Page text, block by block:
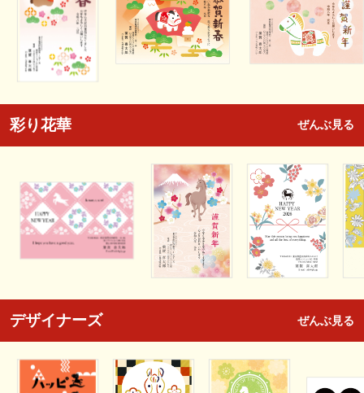
彩り花華 ぜんぶ見る
デザイナーズ ぜんぶ見る